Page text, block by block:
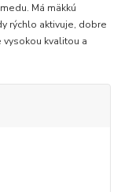
Má mäkkú
rýchlo aktivuje, dobre
vysokou kvalitou a